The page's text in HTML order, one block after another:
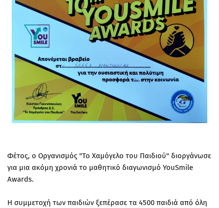
Φέτος, ο Οργανισμός "Το Χαμόγελο του Παιδιού" διοργάνωσε
για μια ακόμη χρονιά το μαθητικό διαγωνισμό YouSmile
Awards.
Η συμμετοχή των παιδιών ξεπέρασε τα 4500 παιδιά από όλη